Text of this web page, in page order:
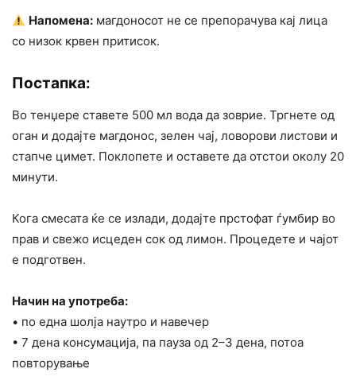
Напомена: магдоносот не се препорачува кај лица
со низок крвен притисок.
Постапка:
Во тенџере ставете 500 мл вода да зоврие. Тргнете од
оган и додајте магдонос, зелен чај, ловорови листови и
стапче цимет. Поклопете и оставете да отстои околу 20
минути.
Кога смесата ќе се излади, додајте прстофат ѓумбир во
прав и свежо исцеден сок од лимон. Процедете и чајот
е подготвен.
Начин на употреба:
• по една шолја наутро и навечер
• 7 дена консумација, па пауза од 2–3 дена, потоа
повторување